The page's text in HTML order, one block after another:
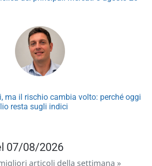
ma il rischio cambia volto: perché oggi
resta sugli indici
07/08/2026
articoli della settimana »